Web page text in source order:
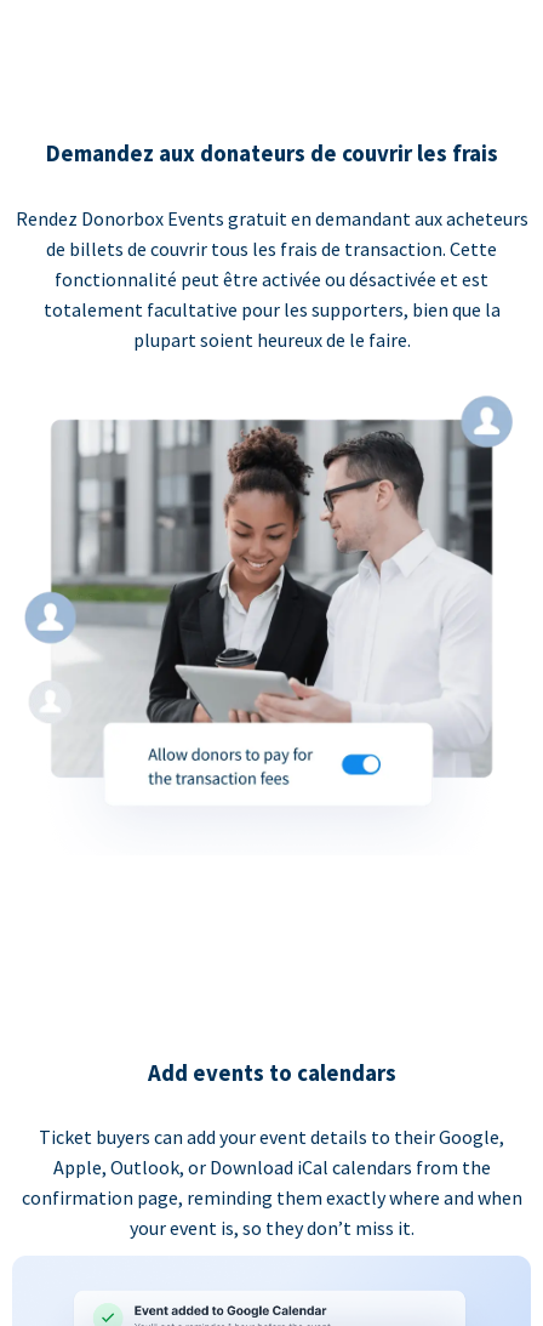
Demandez aux donateurs de couvrir les frais
Rendez Donorbox Events gratuit en demandant aux acheteurs
de billets de couvrir tous les frais de transaction. Cette
fonctionnalité peut être activée ou désactivée et est
totalement facultative pour les supporters, bien que la
plupart soient heureux de le faire.
Add events to calendars
Ticket buyers can add your event details to their Google,
Apple, Outlook, or Download iCal calendars from the
confirmation page, reminding them exactly where and when
your event is, so they don’t miss it.